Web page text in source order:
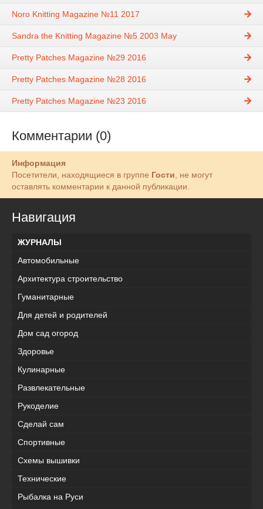
Noro Knitting Magazine №11 2017
Sandra the Knitting Magazine №5 2003 May
Pretty Patches Magazine №29 2016
Pretty Patches Magazine №28 2016
Pretty Patches Magazine №23 2016
Комментарии (0)
Информация
Посетители, находящиеся в группе Гости, не могут
оставлять комментарии к данной публикации.
Навигация
ЖУРНАЛЫ
Автомобильные
Архитектура строительство
Гуманитарные
Для детей и родителей
Дом сад огород
Здоровье
Кулинарные
Развлекательные
Рукоделие
Сделай сам
Спортивные
Схемы вышивки
Технические
Рыбалка на Руси